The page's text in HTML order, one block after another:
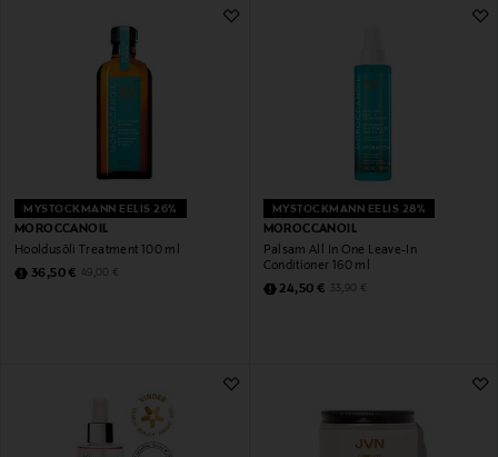
MYSTOCKMANN EELIS 26%
MOROCCANOIL
Hooldusõli Treatment 100 ml
Discounted Price
36,50 € Original Price
49,00 €
MYSTOCKMANN EELIS 28%
MOROCCANOIL
Palsam All In One Leave-In
Conditioner 160 ml
Discounted Price
24,50 € Original Price
33,90 €